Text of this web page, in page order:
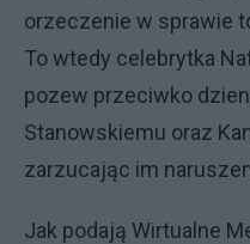
orzeczenie w sprawie
To wtedy celebrytka
pozew przeciwko
Stanowskiemu oraz
zarzucając im
Jak podają Wirtualne